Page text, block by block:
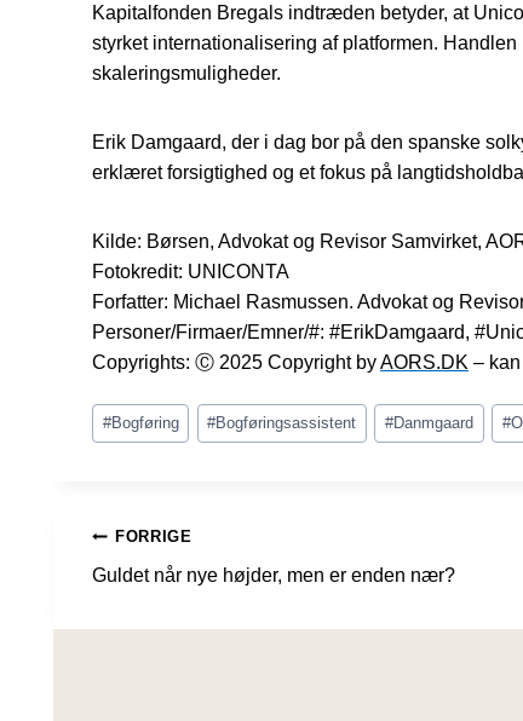
Kapitalfonden Bregals indtræden betyder, at
styrket internationalisering af platformen.
skaleringsmuligheder.
Erik Damgaard, der i dag bor på den spanske
erklæret forsigtighed og et fokus på
Kilde: Børsen, Advokat og Revisor Samvirket,
Fotokredit: UNICONTA
Forfatter: Michael Rasmussen. Advokat og
Personer/Firmaer/Emner/#: #ErikDamgaard,
Copyrights: Ⓒ 2025 Copyright byAORS.DK –
Indlæg-
tags:
#Bogføring #Bogføringsassistent #Danmgaard #
INDLÆGSNAVIGATION
FORRIGE
Guldet når nye højder, men er enden nær?